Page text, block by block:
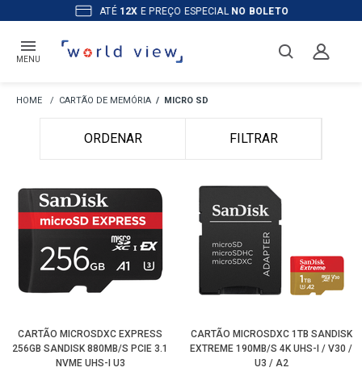
ATÉ 12XE PREÇO ESPECIAL NO BOLETO
MENU
CARTÃO DE MEMÓRIA MICRO SD
ORDENAR FILTRAR
CARTÃO MICROSDXC EXPRESS
256GB SANDISK 880MB/S PCIE 3.1
NVME UHS-I U3
CARTÃO MICROSDXC 1TB SANDISK
EXTREME 190MB/S 4K UHS-I / V30 /
U3 / A2